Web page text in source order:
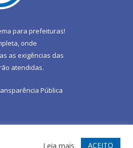
para prefeituras!
onde
as exigências das
atendidas.
Pública
Acessar Webmail
Leia mais ACEITO